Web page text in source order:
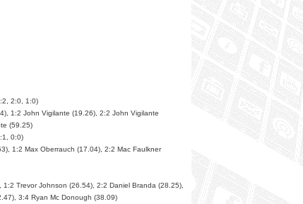
2:0, 1:0)
1:2 John Vigilante (19.26), 2:2 John Vigilante
(59.25)
0:0)
1:2 Max Oberrauch (17.04), 2:2 Mac Faulkner
Trevor Johnson (26.54), 2:2 Daniel Branda (28.25),
3:4 Ryan Mc Donough (38.09)